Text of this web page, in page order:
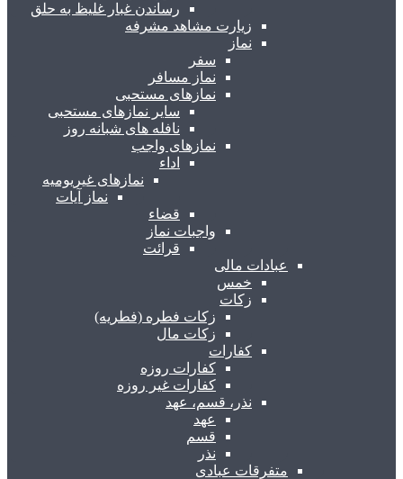
رساندن غبار غلیظ به حلق
زیارت مشاهد مشرفه
نماز
سفر
نماز مسافر
نمازهای مستحبی
سایر نمازهای مستحبی
نافله های شبانه روز
نمازهای واجب
اداء
نمازهای غیریومیه
نماز آیات
قضاء
واجبات نماز
قرائت
عبادات مالی
خمس
زکات
زکات فطره (فطریه)
زکات مال
کفارات
کفارات روزه
کفارات غیر روزه
نذر، قسم، عهد
عهد
قسم
نذر
متفرقات عبادی